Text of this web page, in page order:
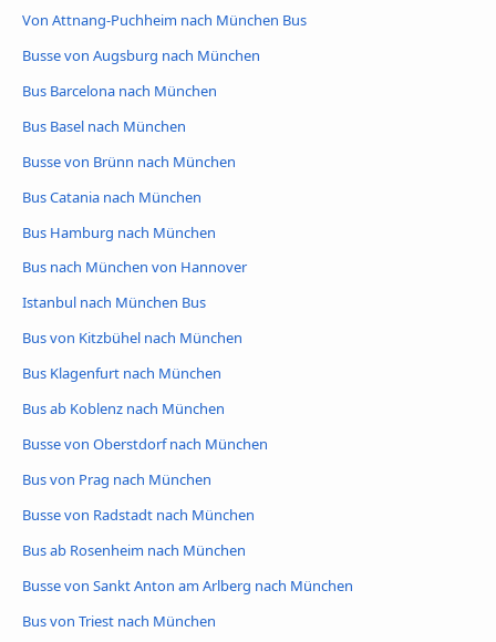
Von Attnang-Puchheim nach München Bus
Busse von Augsburg nach München
Bus Barcelona nach München
Bus Basel nach München
Busse von Brünn nach München
Bus Catania nach München
Bus Hamburg nach München
Bus nach München von Hannover
Istanbul nach München Bus
Bus von Kitzbühel nach München
Bus Klagenfurt nach München
Bus ab Koblenz nach München
Busse von Oberstdorf nach München
Bus von Prag nach München
Busse von Radstadt nach München
Bus ab Rosenheim nach München
Busse von Sankt Anton am Arlberg nach München
Bus von Triest nach München